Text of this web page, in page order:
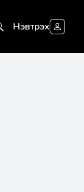
Нэвтрэх